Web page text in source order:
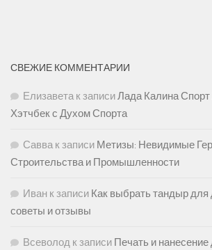
СВЕЖИЕ КОММЕНТАРИИ
Елизаветак записиЛада Калина
Хэтчбек с Духом Спорта
Саввак записи Метизы: Невидимые
Строительства и Промышленности
Иван к записи Как выбрать тандыр для
советы и отзывы
Всеволод к записи Печать и нанесение